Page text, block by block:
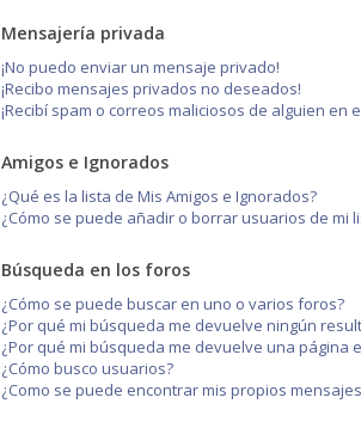
Mensajería privada
¡No puedo enviar un mensaje privado!
¡Recibo mensajes privados no deseados!
¡Recibí spam o correos maliciosos de alguien en
Amigos e Ignorados
¿Qué es la lista de Mis Amigos e Ignorados?
¿Cómo se puede añadir o borrar usuarios de mi
Búsqueda en los foros
¿Cómo se puede buscar en uno o varios foros?
¿Por qué mi búsqueda me devuelve ningún
¿Por qué mi búsqueda me devuelve una página
¿Cómo busco usuarios?
¿Como se puede encontrar mis propios